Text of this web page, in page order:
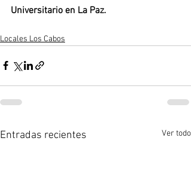
Universitario en La Paz.
Locales Los Cabos
Entradas recientes Ver todo